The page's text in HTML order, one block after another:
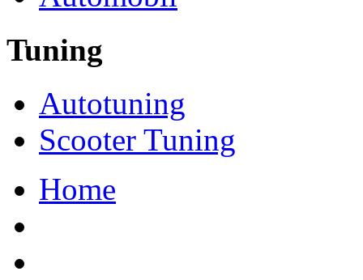
Tuning
Autotuning
Scooter Tuning
Home